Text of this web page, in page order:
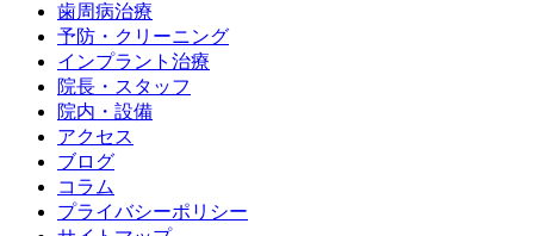
歯周病治療
予防・クリーニング
インプラント治療
院長・スタッフ
院内・設備
アクセス
ブログ
コラム
プライバシーポリシー